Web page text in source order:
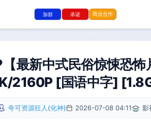
加群 承诺 商业合作
最新中式民俗惊悚恐
2160P [国语中字]
夸可资源狂人(化神) 2026-07-08 04:11 影